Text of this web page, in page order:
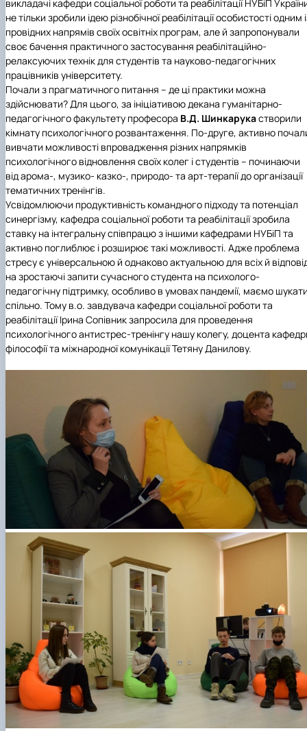
викладачі кафедри соціальної роботи та реабілітації НУБіП
не тільки зробили ідею різнобічної реабілітації особистості одним
провідних напрямів своїх освітніх програм, але й запропонували
своє бачення практичного застосування реабілітаційно-
релаксуючих технік для студентів та науково-педагогічних
працівників університету.
Почали з прагматичного питання – де ці практики можна
здійснювати? Для цього, за ініціативою декана гуманітарно-
педагогічного факультету професора В.Д. Шинкарукастворили
кімнату психологічного розвантаження. По-друге, активно
вивчати можливості впровадження різних напрямків
психологічного відновлення своїх колег і студентів – починаючи
від арома-, музико- казко-, природо- та арт-терапії до організації
тематичних тренінгів.
Усвідомлюючи продуктивність командного підходу та потенціал
синергізму, кафедра соціальної роботи та реабілітації зробила
ставку на інтегральну співпрацю з іншими кафедрами НУБіП та
активно поглиблює і розширює такі можливості. Адже проблема
стресу є універсальною й однаково актуальною для всіх й
на зростаючі запити сучасного студента на психолого-
педагогічну підтримку, особливо в умовах пандемії, маємо
спільно. Тому в.о. завдувача кафедри соціальної роботи та
реабілітації Ірина Сопівник запросила для проведення
психологічного антистрес-тренінгу нашу колегу, доцента
філософії та міжнародної комунікації Тетяну Данилову.